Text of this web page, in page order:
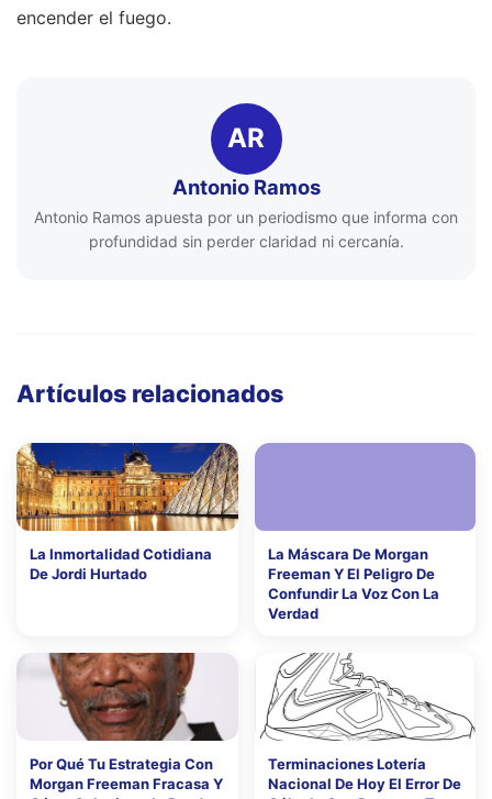
encender el fuego.
AR
Antonio Ramos
Antonio Ramos apuesta por un periodismo que informa con
profundidad sin perder claridad ni cercanía.
Artículos relacionados
La Inmortalidad Cotidiana
De Jordi Hurtado
La Máscara De Morgan
Freeman Y El Peligro De
Confundir La Voz Con La
Verdad
Por Qué Tu Estrategia Con
Morgan Freeman Fracasa Y
Terminaciones Lotería
Nacional De Hoy El Error De